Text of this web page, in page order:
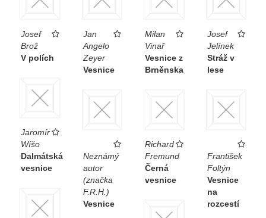
Josef
Brož
V polích
Jan
Angelo
Zeyer
Vesnice
Milan
Vinař
Vesnice z
Brněnska
Josef
Jelínek
Stráž v
lese
Jaromír
Wíšo
Dalmátská
vesnice
Neznámý
autor
(značka
F.R.H.)
Vesnice
Richard
Fremund
Černá
vesnice
František
Foltýn
Vesnice
na
rozcestí